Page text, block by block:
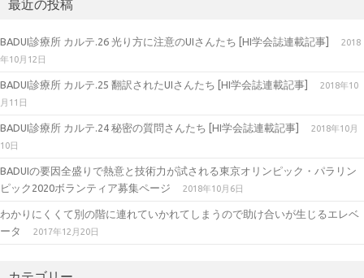
最近の投稿
BADUI診療所 カルテ.26 光り方に注意のUIさんたち [HI学会誌連載記事]
2018
年10月12日
BADUI診療所 カルテ.25 翻訳されたUIさんたち [HI学会誌連載記事]
2018年10
月11日
BADUI診療所 カルテ.24 秘密の質問さんたち [HI学会誌連載記事]
2018年10月
10日
BADUIの要因全盛りで熱意と技術力が試される東京オリンピック・パラリン
ピック2020ボランティア募集ページ
2018年10月6日
わかりにくくて別の階に連れていかれてしまうので助け合いが生じるエレベ
ータ
2017年12月20日